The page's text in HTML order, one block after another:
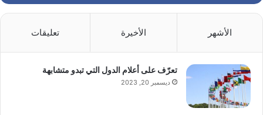
الأشهر الأخيرة تعليقات
تعرّف على أعلام الدول التي تبدو متشابهة
ديسمبر 20, 2023